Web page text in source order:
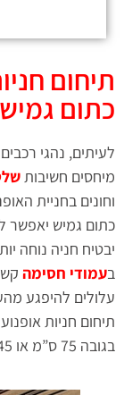
תיחום
כתום גמיש
לעיתים, נהגי
מיחסים חשיבות
וחונים בחניית
כתום גמיש יאפשר
יבטיח חניה נוחה
בעמודי חסימה
עלולים להיפגע
תיחום חניות
בגובה 75 ס”מ או 45 ס”מ.